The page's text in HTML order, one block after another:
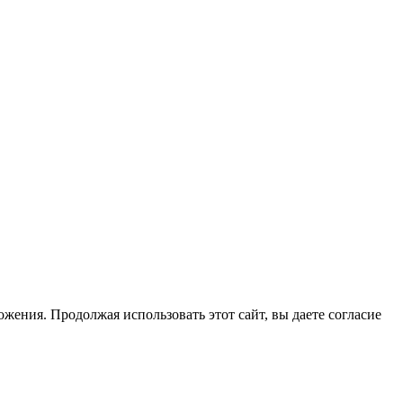
Продолжая использовать этот сайт, вы даете согласие